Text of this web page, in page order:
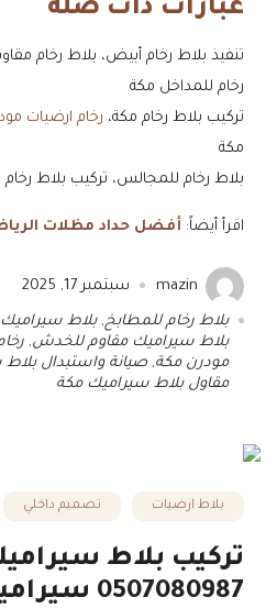
عبارات ذات صلة
تنفيذ بلاط رخام أبيض، بلاط رخام
رخام للمداخل مكة
تركيب بلاط رخام مكة، رخام ارضيات
مكة
بلاط رخام للمجالس، تركيب بلاط رخام
اقرأ أيضاً: أفضل حداد مظلات
mazin سبتمبر 17, 2025
بلاط رخام للمطابخ,بلاط
بلاط سيراميك مقاوم للخدش,
مودرن مكة, صيانة واستبدال
مقاول بلاط سيراميك مكة
بلاط ارضيات تصميم داخلي
تركيب بلاط